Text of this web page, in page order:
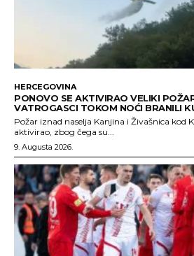
HERCEGOVINA
PONOVO SE AKTIVIRAO VELIKI
VATROGASCI TOKOM NOĆI BRANILI
Požar iznad naselja Kanjina i Živašnica kod
aktivirao, zbog čega su...
9. Augusta 2026.